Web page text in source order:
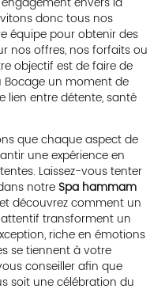
donc tous nos
équipe pour obtenir des
nos offres, nos forfaits ou
objectif est de faire de
Bocage un moment de
lien entre détente, santé
que chaque aspect de
une expérience en
Laissez-vous tenter
notreSpa hammam
découvrez comment un
transforment un
riche en émotions
se tiennent à votre
conseiller afin que
soit une célébration du